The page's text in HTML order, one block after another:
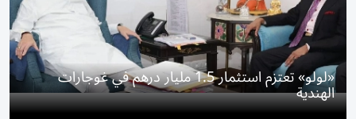
«لولو» تعتزم استثمار 1.5 مليار درهم في غوجارات
الهندية